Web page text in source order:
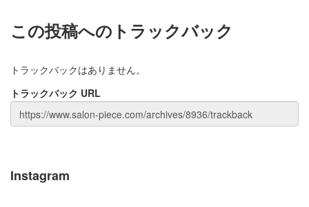
この投稿へのトラックバック
トラックバックはありません。
トラックバック URL
Instagram